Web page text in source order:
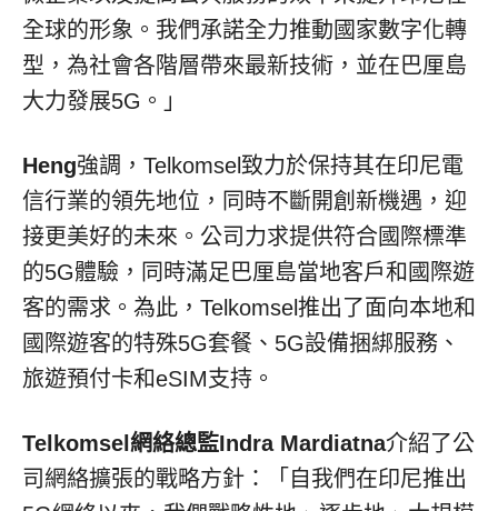
全球的形象。我們承諾全力推動國家數字化轉
型，為社會各階層帶來最新技術，並在巴厘島
大力發展5G。」
Heng強調，Telkomsel致力於保持其在印尼電
信行業的領先地位，同時不斷開創新機遇，迎
接更美好的未來。公司力求提供符合國際標準
的5G體驗，同時滿足巴厘島當地客戶和國際遊
客的需求。為此，Telkomsel推出了面向本地和
國際遊客的特殊5G套餐、5G設備捆綁服務、
旅遊預付卡和eSIM支持。
Telkomsel 網絡總監Indra Mardiatna介紹了公
司網絡擴張的戰略方針：「自我們在印尼推出